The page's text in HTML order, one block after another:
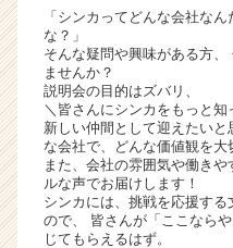
く
活
イ
ト
チ
ア
キ
ャ
「シンカってどんな会社な
な？」
そんな疑問や興味がある方
ませんか？
説明会の目的はズバリ、
＼皆さんにシンカをもっと知
新しい仲間として迎えたい
な会社で、どんな価値観を大
また、会社の雰囲気や働き
ルな声でお届けします！
シンカには、挑戦を応援す
ので、 皆さんが「ここなら
じてもらえるはず。